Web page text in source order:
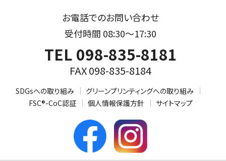
お電話でのお問い合わせ
受付時間 08:30～17:30
TEL 098-835-8181
FAX 098-835-8184
SDGsへの取り組み
グリーンプリンティングへの取り組み
FSC®-CoC認証
個人情報保護方針 サイトマップ